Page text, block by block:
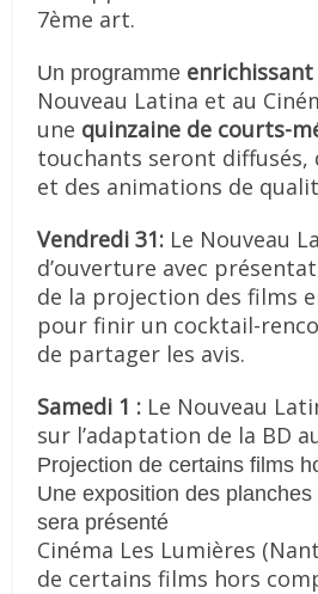
7ème art.
Un programme enrichissant
Nouveau Latina et au
une quinzaine de courts-
touchants seront diffusés,
et des animations de
Vendredi 31: Le Nouveau
d’ouverture avec
de la projection des films
pour finir un cocktail-
de partager les avis.
Samedi 1 : Le Nouveau
sur l’adaptation de la BD
Projection de certains films
Une exposition des
sera présenté
Cinéma Les Lumières
de certains films hors